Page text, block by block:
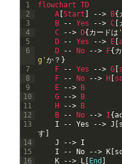
1
2
3
4
5
6
7
8
9
10
11
12
13
14
15
16
flowchart TD
A Start --> B{
B
-- Yes --> C
C
--> D{ カードは
D
-- Yes --> E
D
-- No --> F{
g' か？ }
F
-- Yes --> G
F
-- No --> H
E
-->
B
G
-->
B
H
-->
B
B
-- No --> I{
I
-- Yes --> J
す
J
--> I
I
-- No --> K
K
--> L End